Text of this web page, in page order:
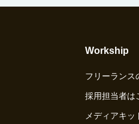
Workship
フリーランス
採用担当者は
メディアキッ